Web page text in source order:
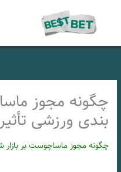
چگونه مجوز
بندی ورزشی
چگونه مجوز ماساچوست بر بازار